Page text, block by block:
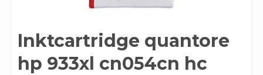
Inktcartridge quantore
hp 933xl cn054cn hc